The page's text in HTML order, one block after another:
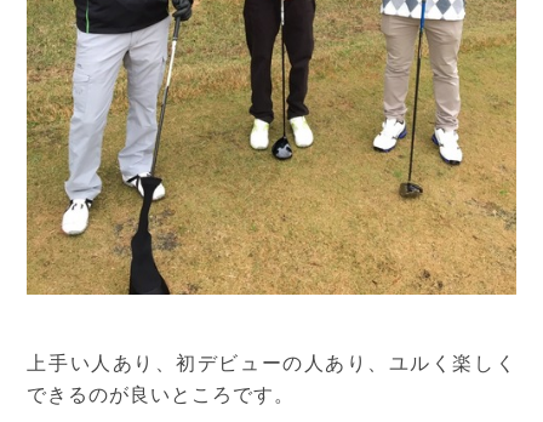
上手い人あり、初デビューの人あり、ユルく楽しく
できるのが良いところです。